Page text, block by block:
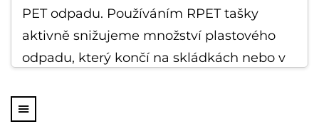
PET odpadu. Používáním RPET tašky
aktivně snižujeme množství plastového
odpadu, který končí na skládkách nebo v
Každá RPET taška může recyklovat